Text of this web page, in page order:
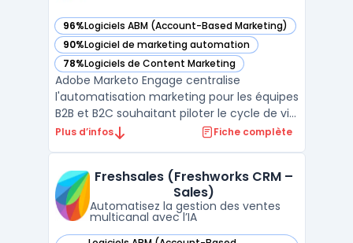
96%Logiciels ABM (Account-Based Marketing)
— voir Adobe Marketo Engage dans cette catégorie
90%Logiciel de marketing automation
— voir Adobe Marketo Engage dans cette catégorie
78%Logiciels de Content Marketing
— voir Adobe Marketo Engage dans cette catégorie
Adobe Marketo Engage centralise
l'automatisation marketing pour les équipes
B2B et B2C souhaitant piloter le cycle de vie
des clients depuis une même plateforme.
qualification des prospects tout en
connectant campagnes ...
Plus d’infos Fiche complète
Freshsales (Freshworks CRM –
Sales)
Automatisez la gestion des ventes
multicanal avec l’IA